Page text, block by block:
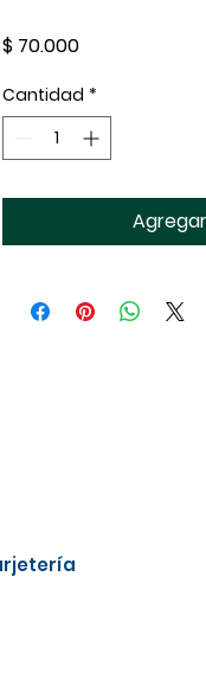
$ 70.000Precio
Cantidad *